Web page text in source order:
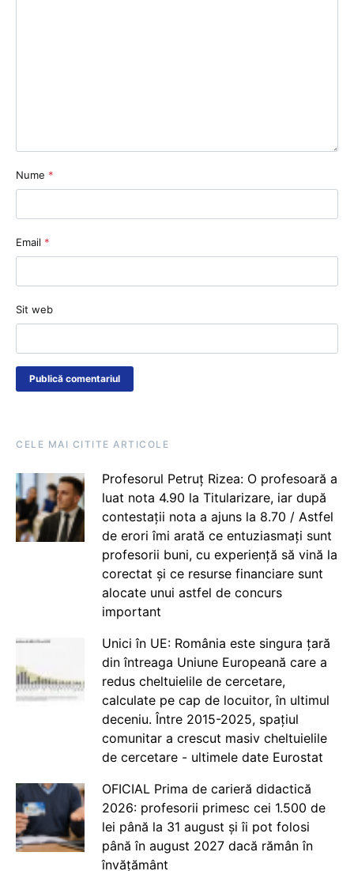
Nume *
Email *
Sit web
CELE MAI CITITE ARTICOLE
Profesorul Petruț Rizea: O profesoară a
luat nota 4.90 la Titularizare, iar după
contestații nota a ajuns la 8.70 / Astfel
de erori îmi arată ce entuziasmați sunt
profesorii buni, cu experiență să vină la
corectat și ce resurse financiare sunt
alocate unui astfel de concurs
important
Unici în UE: România este singura țară
din întreaga Uniune Europeană care a
redus cheltuielile de cercetare,
calculate pe cap de locuitor, în ultimul
deceniu. Între 2015-2025, spațiul
comunitar a crescut masiv cheltuielile
de cercetare - ultimele date Eurostat
OFICIAL Prima de carieră didactică
2026: profesorii primesc cei 1.500 de
lei până la 31 august și îi pot folosi
până în august 2027 dacă rămân în
învățământ